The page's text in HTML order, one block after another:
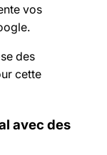
vos
des
cette
avec des